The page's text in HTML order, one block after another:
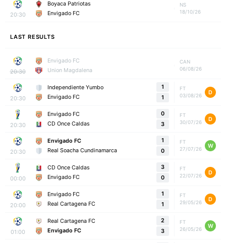
20:30
Boyaca Patriotas
Envigado FC
NS
18/10/26
LAST RESULTS
20:30
Envigado FC
Union Magdalena
CAN
06/08/26
20:30
Independiente Yumbo
Envigado FC
1
1
FT
03/08/26
D
20:30
Envigado FC
CD Once Caldas
0
3
FT
30/07/26
D
20:30
Envigado FC
Real Soacha Cundinamarca
1
0
FT
27/07/26
W
00:00
CD Once Caldas
Envigado FC
3
0
FT
22/07/26
D
20:00
Envigado FC
Real Cartagena FC
1
1
FT
29/05/26
D
01:00
Real Cartagena FC
Envigado FC
2
3
FT
26/05/26
W